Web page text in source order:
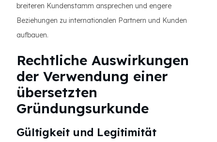
breiteren Kundenstamm ansprechen und engere
Beziehungen zu internationalen Partnern und Kunden
aufbauen.
Rechtliche Auswirkungen
der Verwendung einer
übersetzten
Gründungsurkunde
Gültigkeit und Legitimität